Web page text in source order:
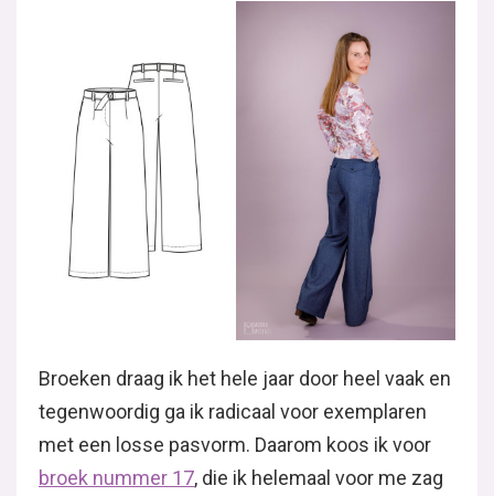
Broeken draag ik het hele jaar door heel vaak en
tegenwoordig ga ik radicaal voor exemplaren
met een losse pasvorm. Daarom koos ik voor
broek nummer 17, die ik helemaal voor me zag